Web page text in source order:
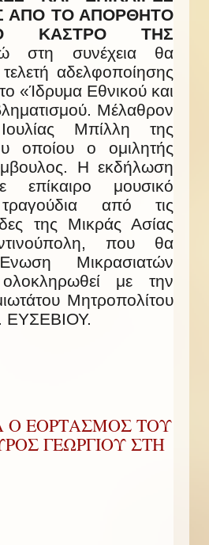
ΑΠΟ ΤΟ ΑΠΟΡΘΗΤΟ
ΚΑΣΤΡΟ ΤΗΣ
στη συνέχεια θα
αδελφοποίησης
«Ίδρυμα Εθνικού και
Μέλαθρον
Μπίλλη της
οποίου ο ομιλητής
Η εκδήλωση
επίκαιρο μουσικό
από τις
της Μικράς Ασίας
που θα
Μικρασιατών
με την
Μητροπολίτου
ΕΥΣΕΒΙΟΥ.
ΕΟΡΤΑΣΜΟΣ ΤΟΥ
ΓΕΩΡΓΙΟΥ ΣΤΗ